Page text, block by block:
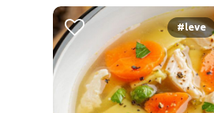
#leve